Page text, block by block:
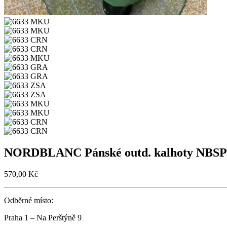
NORDBLANC Pánské outd. kalhoty
570,00 Kč
Odběrné místo:
Praha 1 – Na Perštýně 9